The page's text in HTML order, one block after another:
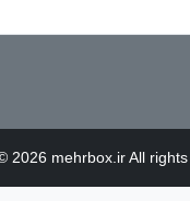
2026 mehrbox.ir All